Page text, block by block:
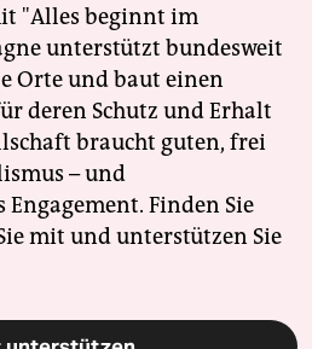
"Alles beginnt im
unterstützt bundesweit
Orte und baut einen
deren Schutz und Erhalt
braucht guten, frei
– und
Finden Sie
mit und unterstützen Sie